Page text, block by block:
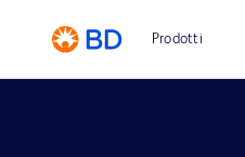
Prodotti